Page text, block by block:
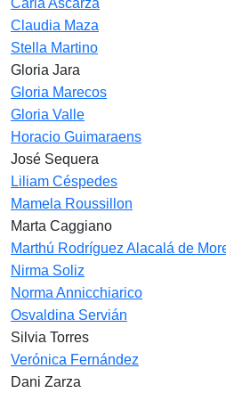
Carla Ascarza
Claudia Maza
Stella Martino
Gloria Jara
Gloria Marecos
Gloria Valle
Horacio Guimaraens
José Sequera
Liliam Céspedes
Mamela Roussillon
Marta Caggiano
Marthú Rodríguez Alacalá de
Nirma Soliz
Norma Annicchiarico
Osvaldina Servián
Silvia Torres
Verónica Fernández
Dani Zarza